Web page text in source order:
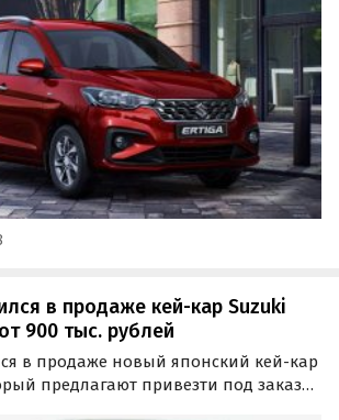
из крупнейших классифайдов
1 530 000 рублей.
в продаже кей-кар Suzuki
900 тыс. рублей
в продаже новый японский кей-кар
предлагают привезти под заказ